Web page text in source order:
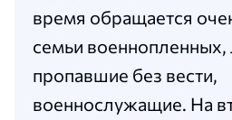
время обращается
семьи военнопленных,
пропавшие без вести,
военнослужащие. На